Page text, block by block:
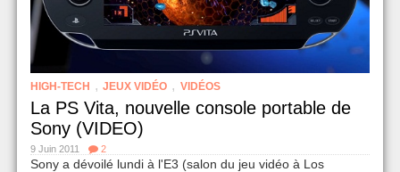
HIGH-TECH , JEUX VIDÉO , VIDÉOS
La PS Vita, nouvelle console portable de
Sony (VIDEO)
9 Juin 2011 2
Sony a dévoilé lundi à l'E3 (salon du jeu vidéo à Los